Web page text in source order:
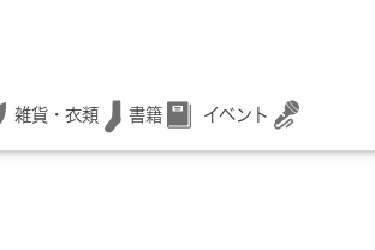
雑貨・衣類 書籍 イベント